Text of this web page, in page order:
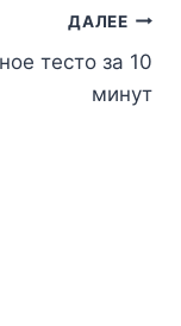
ДАЛЕЕ
тесто за 10
минут